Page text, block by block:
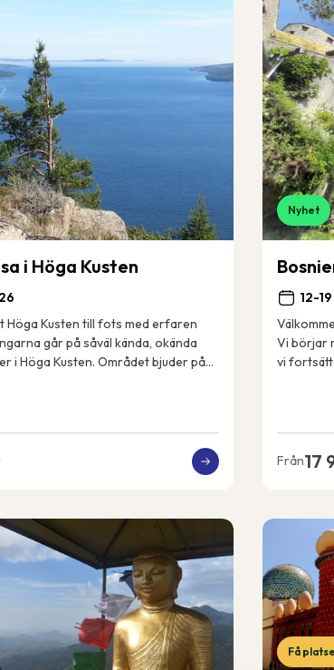
i Höga Kusten
Höga Kusten till fots med erfaren
går på såväl kända, okända
i Höga Kusten. Området bjuder på
Nyhet
12-
Vi börjar
vi
Från17
Få